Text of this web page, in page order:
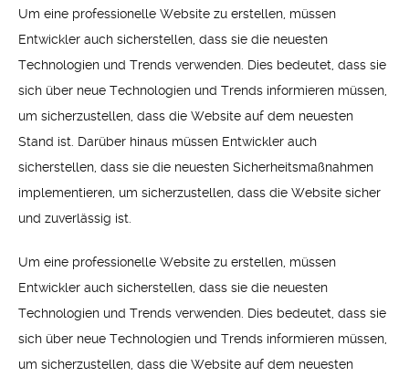
Um eine professionelle Website zu erstellen, müssen
Entwickler auch sicherstellen, dass sie die neuesten
Technologien und Trends verwenden. Dies bedeutet, dass sie
sich über neue Technologien und Trends informieren müssen,
um sicherzustellen, dass die Website auf dem neuesten
Stand ist. Darüber hinaus müssen Entwickler auch
sicherstellen, dass sie die neuesten Sicherheitsmaßnahmen
implementieren, um sicherzustellen, dass die Website sicher
und zuverlässig ist.
Um eine professionelle Website zu erstellen, müssen
Entwickler auch sicherstellen, dass sie die neuesten
Technologien und Trends verwenden. Dies bedeutet, dass sie
sich über neue Technologien und Trends informieren müssen,
um sicherzustellen, dass die Website auf dem neuesten